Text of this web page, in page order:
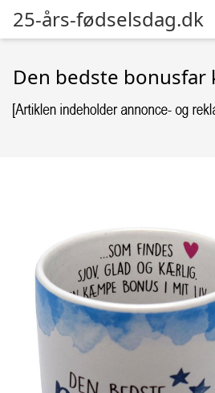
25-års-fødselsdag.dk
Den bedste bonusfar